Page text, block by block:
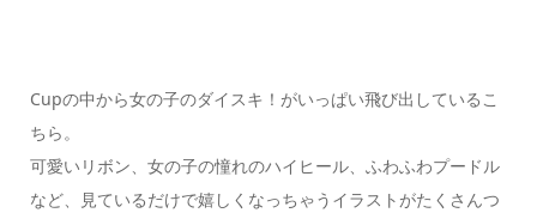
Cupの中から女の子のダイスキ！がいっぱい飛び出しているこ
ちら。
可愛いリボン、女の子の憧れのハイヒール、ふわふわプードル
など、見ているだけで嬉しくなっちゃうイラストがたくさんつ